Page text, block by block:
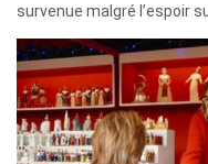
survenue malgré l’espoir